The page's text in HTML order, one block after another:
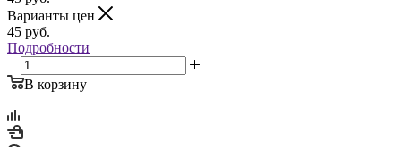
Варианты цен
45 руб.
Подробности
В корзину